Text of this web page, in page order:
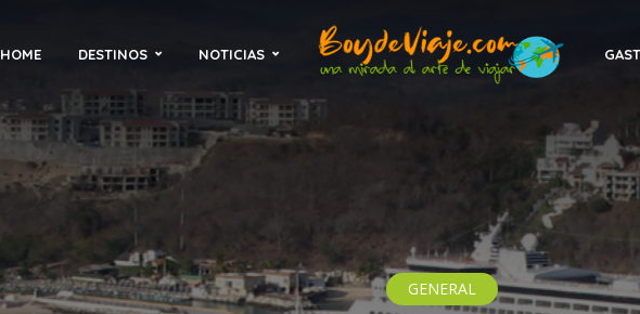
HOME DESTINOS NOTICIAS
GENERAL